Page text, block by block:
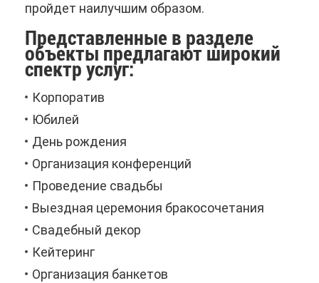
прой­дет наи­луч­шим об­ра­зом.
Пред­став­лен­ные в раз­де­ле
объ­ек­ты пред­ла­га­ют ши­ро­кий
спектр услуг:
Кор­по­ра­тив
Юби­лей
День рож­де­ния
Ор­га­ни­за­ция кон­фе­рен­ций
Про­ве­де­ние сва­дьбы
Вы­езд­ная це­ре­мо­ния бра­ко­со­че­та­ния
Сва­деб­ный де­кор
Кей­те­ринг
Ор­га­ни­за­ция бан­ке­тов